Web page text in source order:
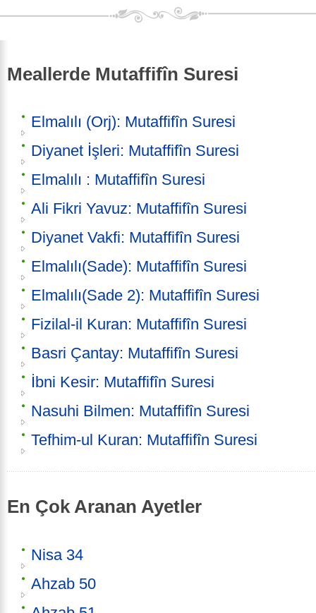
Meallerde Mutaffifîn Suresi
Elmalılı (Orj): Mutaffifîn Suresi
Diyanet İşleri: Mutaffifîn Suresi
Elmalılı : Mutaffifîn Suresi
Ali Fikri Yavuz: Mutaffifîn Suresi
Diyanet Vakfi: Mutaffifîn Suresi
Elmalılı(Sade): Mutaffifîn Suresi
Elmalılı(Sade 2): Mutaffifîn Suresi
Fizilal-il Kuran: Mutaffifîn Suresi
Basri Çantay: Mutaffifîn Suresi
İbni Kesir: Mutaffifîn Suresi
Nasuhi Bilmen: Mutaffifîn Suresi
Tefhim-ul Kuran: Mutaffifîn Suresi
En Çok Aranan Ayetler
Nisa 34
Ahzab 50